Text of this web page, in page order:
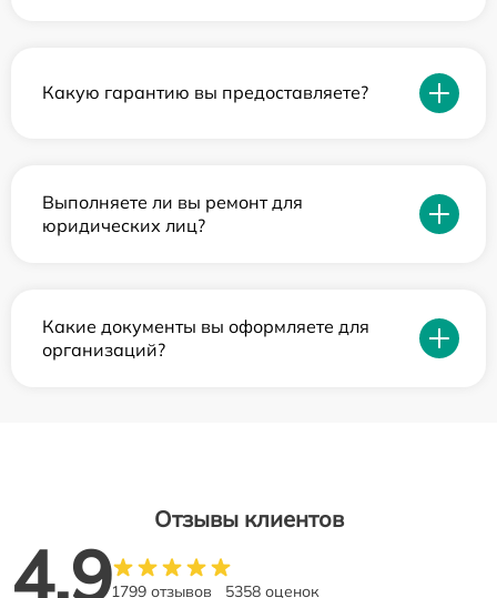
Какую гарантию вы предоставляете?
Выполняете ли вы ремонт для
юридических лиц?
Какие документы вы оформляете для
организаций?
Отзывы клиентов
4.91799 отзывов 5358 оценок